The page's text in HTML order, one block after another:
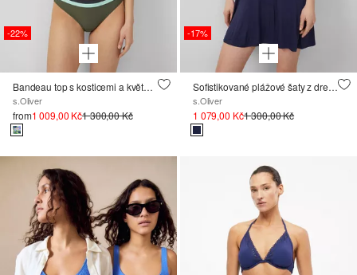
-22%
Bandeau top s kosticemi a květovaným potiskem
s.Oliver
from1 009,00 Kč1 300,00 Kč
-17%
Sofistikované plážové šaty z dresu
s.Oliver
1 079,00 Kč1 300,00 Kč